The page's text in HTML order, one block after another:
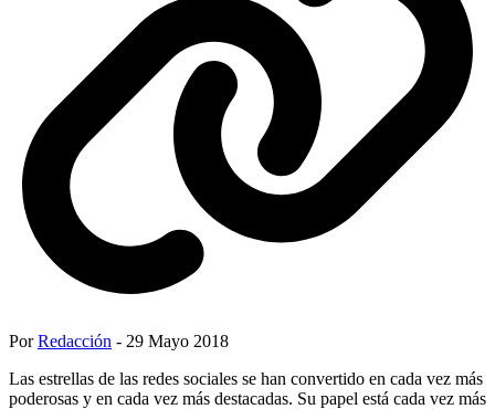
PorRedacción - 29 Mayo 2018
Las estrellas de las redes sociales se han convertido en cada vez más
poderosas y en cada vez más destacadas. Su papel está cada vez más